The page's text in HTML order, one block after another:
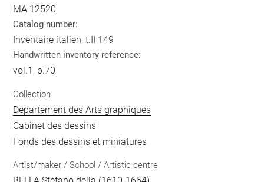
MA 12520
Catalog number:
Inventaire italien, t.II 149
Handwritten inventory reference:
vol.1, p.70
Collection
Département des Arts graphiques
Cabinet des dessins
Fonds des dessins et miniatures
Artist/maker / School / Artistic centre